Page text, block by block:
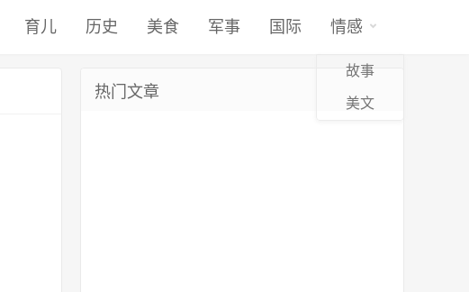
育儿 历史 美食 军事 国际 情感
故事
美文
热门文章